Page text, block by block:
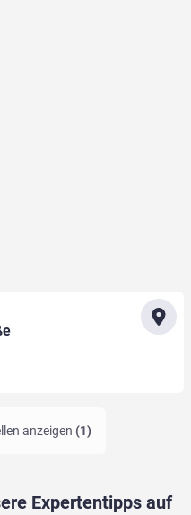
anzeigen (1)
Expertentipps auf